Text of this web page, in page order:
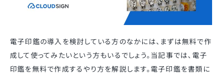
電子印鑑の導入を検討している方のなかには、まずは無料で作
成して使ってみたいという方もいるでしょう。当記事では、電子
印鑑を無料で作成するやり方を解説します。電子印鑑を書類に